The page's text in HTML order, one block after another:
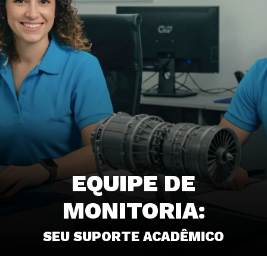
EQUIPE DE
MONITORIA:
SEU SUPORTE ACADÊMICO